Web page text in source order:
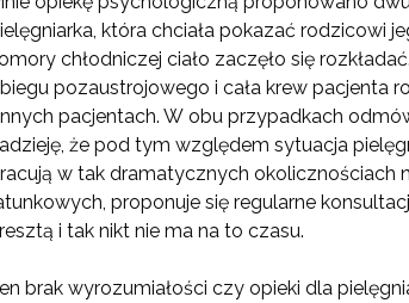
która chciała pokazać rodzicowi
chłodniczej ciało zaczęło się
pozaustrojowego i cała krew pacjenta
pacjentach. W obu przypadkach
że pod tym względem sytuacja
w tak dramatycznych okolicznościach
proponuje się regularne
i tak nikt nie ma na to czasu.
brak wyrozumiałości czy opieki dla